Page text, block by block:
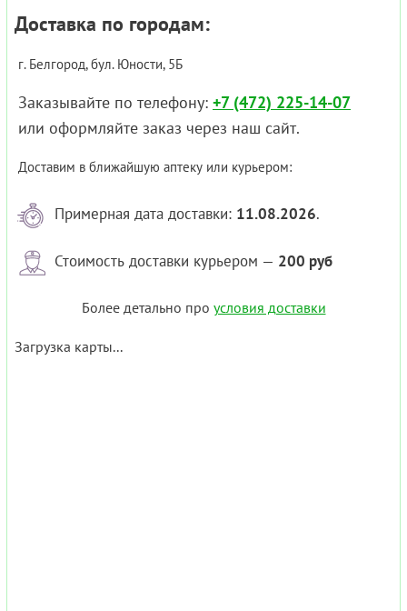
Доставка по городам:
г. Белгород, бул. Юности, 5Б
Заказывайте по телефону: +7 (472) 225-14-07
или оформляйте заказ через наш сайт.
Доставим в ближайшую аптеку или курьером:
Примерная дата доставки: 11.08.2026.
Стоимость доставки курьером — 200 руб
Более детально про условия доставки
Загрузка карты...